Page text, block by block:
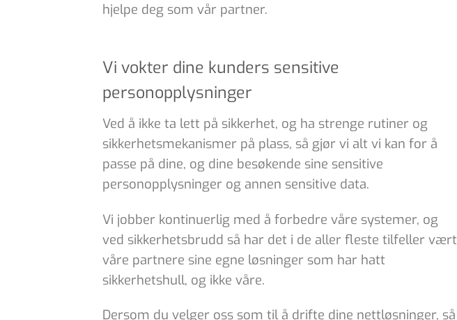
hjelpe deg som vår partner.
Vi vokter dine kunders sensitive
personopplysninger
Ved å ikke ta lett på sikkerhet, og ha strenge rutiner og
sikkerhetsmekanismer på plass, så gjør vi alt vi kan for å
passe på dine, og dine besøkende sine sensitive
personopplysninger og annen sensitive data.
Vi jobber kontinuerlig med å forbedre våre systemer, og
ved sikkerhetsbrudd så har det i de aller fleste tilfeller vært
våre partnere sine egne løsninger som har hatt
sikkerhetshull, og ikke våre.
Dersom du velger oss som til å drifte dine nettløsninger, så